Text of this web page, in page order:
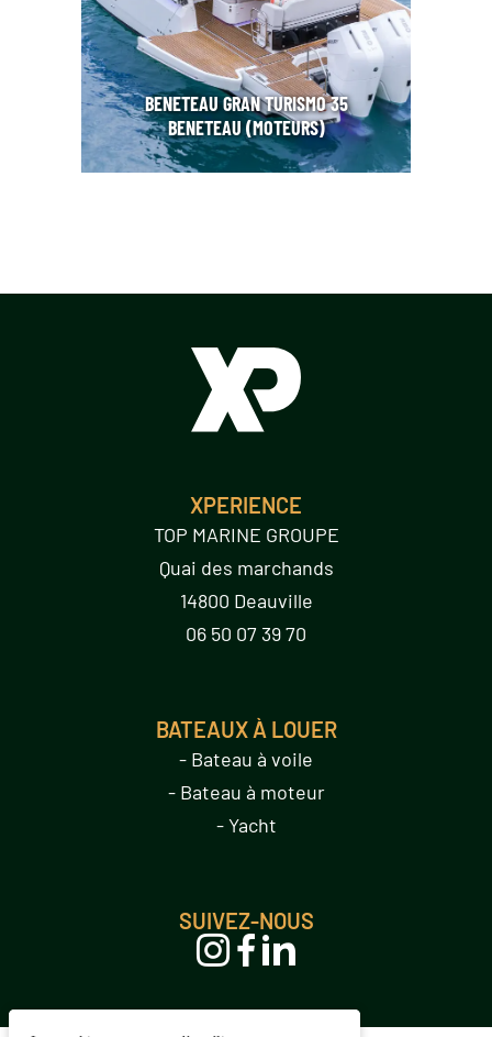
BENETEAU GRAN TURISMO 35
BENETEAU (MOTEURS)
XPERIENCE
TOP MARINE GROUPE
Quai des marchands
14800 Deauville
06 50 07 39 70
BATEAUX À LOUER
- Bateau à voile
- Bateau à moteur
- Yacht
SUIVEZ-NOUS